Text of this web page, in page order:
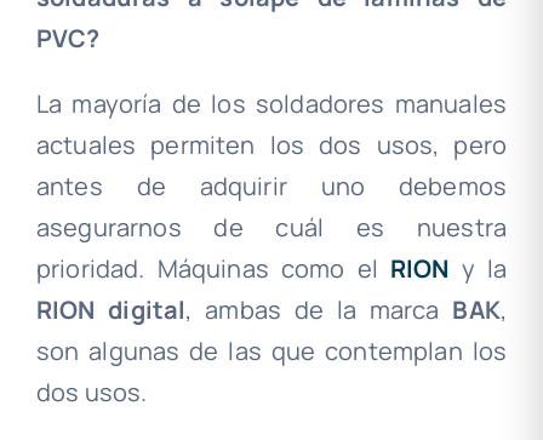
PVC?
La mayoría de los soldadores manuales
actuales permiten los dos usos, pero
antes de adquirir uno debemos
asegurarnos de cuál es nuestra
prioridad. Máquinas como el RION y la
RION digital, ambas de la marca BAK,
son algunas de las que contemplan los
dos usos.